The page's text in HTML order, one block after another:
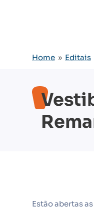
Home » Editais
Estão abertas